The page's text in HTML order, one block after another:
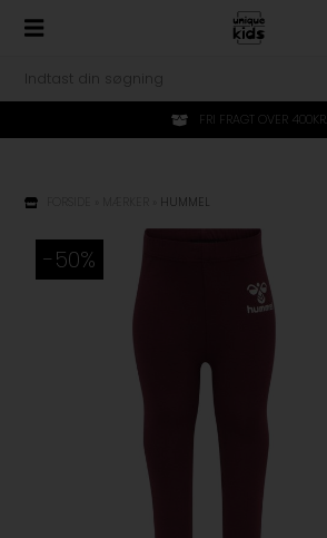
FRI FRAGT OVER 400KR.
HUMMEL
-50%